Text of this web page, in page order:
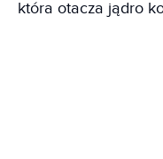
która otacza jądro